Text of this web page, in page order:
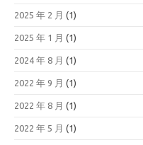
2025 年 2 月 (1)
2025 年 1 月 (1)
2024 年 8 月 (1)
2022 年 9 月 (1)
2022 年 8 月 (1)
2022 年 5 月 (1)